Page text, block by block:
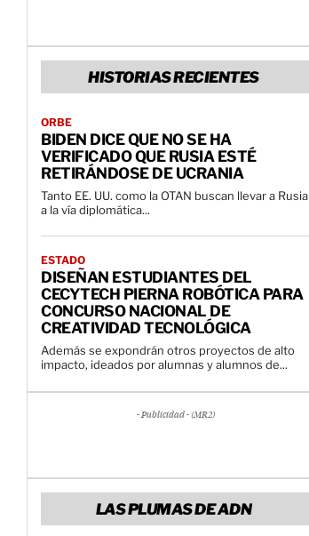
HISTORIAS RECIENTES
ORBE
BIDEN DICE QUE NO SE HA
VERIFICADO QUE RUSIA ESTÉ
RETIRÁNDOSE DE UCRANIA
Tanto EE. UU. como la OTAN buscan llevar a Rusia
a la vía diplomática...
ESTADO
DISEÑAN ESTUDIANTES DEL
CECYTECH PIERNA ROBÓTICA PARA
CONCURSO NACIONAL DE
CREATIVIDAD TECNOLÓGICA
Además se expondrán otros proyectos de alto
impacto, ideados por alumnas y alumnos de...
- Publicidad - (MR2)
LAS PLUMAS DE ADN